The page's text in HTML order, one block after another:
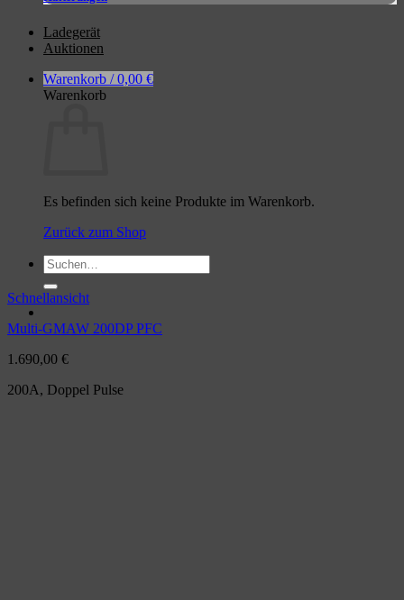
Ladegerät
Auktionen
Warenkorb /0,00 €
Warenkorb
Es befinden sich keine Produkte im Warenkorb.
Zurück zum Shop
Suchen
nach:
Schnellansicht
Multi-GMAW 200DP PFC
1.690,00 €
200A, Doppel Pulse